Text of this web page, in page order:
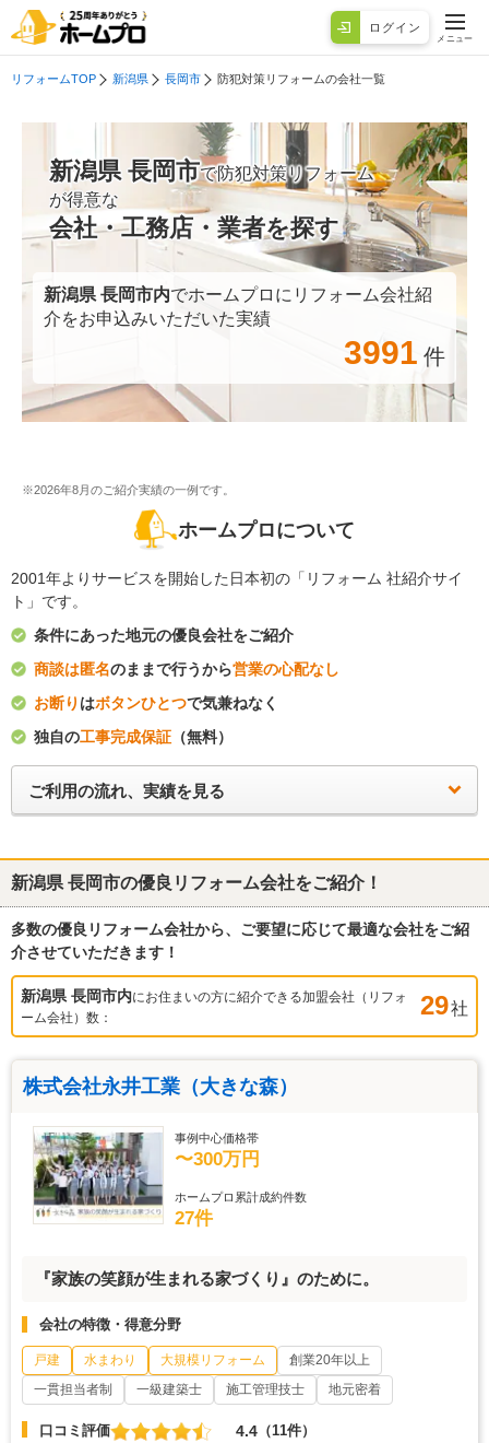
ログイン
メニュー
リフォームTOP 新潟県 長岡市 防犯対策リフォームの会社一覧
新潟県 長岡市で防犯対策リフォーム
が得意な
会社・工務店・業者を探す
新潟県 長岡市内でホームプロにリフォーム会社紹
介をお申込みいただいた実績
3991 件
※2026年8月のご紹介実績の一例です。
ホームプロについて
2001年よりサービスを開始した日本初の「リフォーム 社紹介サイ
ト」です。
条件にあった地元の優良会社をご紹介
商談は匿名のままで行うから営業の心配なし
お断り はボタンひとつで気兼ねなく
独自の工事完成保証 （無料）
ご利用の流れ、実績を見る
新潟県 長岡市の優良リフォーム会社をご紹介！
多数の優良リフォーム会社から、ご要望に応じて最適な会社をご紹
介させていただきます！
新潟県 長岡市内にお住まいの方に紹介できる加盟会社（リフォ
ーム会社）数：
29社
株式会社永井工業（大きな森）
事例中心価格帯
〜300万円
ホームプロ累計成約件数
27件
『家族の笑顔が生まれる家づくり』のために。
会社の特徴・得意分野
戸建 水まわり 大規模リフォーム
創業20年以上
一貫担当者制
一級建築士 施工管理技士 地元密着
口コミ評価 4.4 （11件）